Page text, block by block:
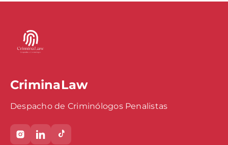
CriminaLaw
Despacho de Criminólogos Penalistas